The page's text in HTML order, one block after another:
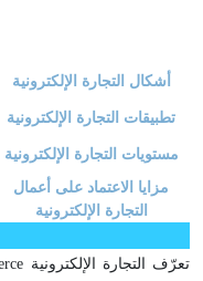
أشكال التجارة الإلكترونية
تطبيقات التجارة الإلكترونية
مستويات التجارة الإلكترونية
مزايا الاعتماد على أعمال
التجارة الإلكترونية